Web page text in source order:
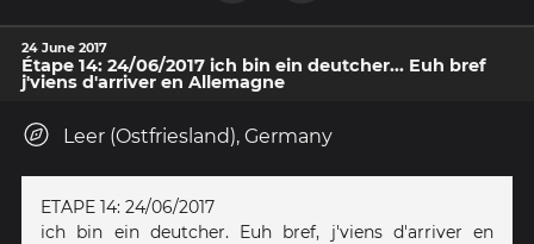
24 June 2017
Étape 14: 24/06/2017 ich bin ein deutcher... Euh bref
j'viens d'arriver en Allemagne
Leer (Ostfriesland), Germany
ETAPE 14: 24/06/2017
ich bin ein deutcher. Euh bref, j'viens d'arriver en